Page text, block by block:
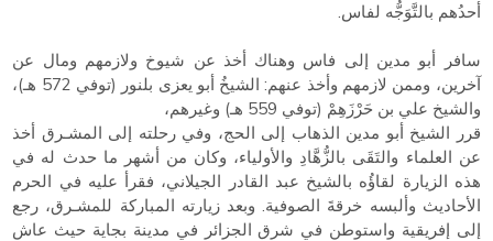
أحدُهم بالتَّوَجُّه لفاس.
سافر أبو مدين إلى فاس وهناك أخذ عن شيوخ ولازمهم ومال عن
آخرين، وممن لازمهم وأخذ عنهم: الشيخُ أبو يعزى بلنور (توفي 572 هـ)،
والشيخ علي بن حَرْزَهِمْ (توفي 559 هـ) وغيرهم،
قرر الشيخ أبو مدين الذهاب إلى الحج، وفي رحلته إلى المشـرق أخذ
عن العلماء والتَقَى بالزُّهَّادِ والأولياء، وكان من أشهر ما حدث له في
هذه الزيارة لقاؤُه بالشيخ عبد القادر الجيلاني، فقرأ عليه في الحرم
الأحاديث وألبسه خرقةَ الصوفية. وبعد زيارته المباركة للمشـرق، رجع
إلى إفريقية واستوطن في شرق الجزائر في مدينة بجاية حيث عاش